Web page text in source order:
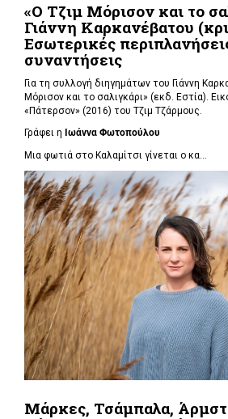
«Ο Τζιμ Μόρισον και το
Γιάννη Καρκανέβατου
Εσωτερικές
συναντήσεις
Για τη συλλογή διηγημάτων του Γιάννη
Μόρισον και το σαλιγκάρι» (εκδ. Εστία).
«Πάτερσον» (2016) του Τζιμ Τζάρμους.
Γράφει η Ιωάννα Φωτοπούλου
Μια φωτιά στο Καλαμίτσι γίνεται ο κα...
Μάρκες, Τσάμπαλα,